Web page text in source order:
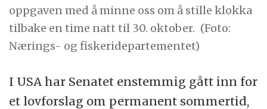
oppgaven med å minne oss om å stille klokka
tilbake en time natt til 30. oktober. (Foto:
Nærings- og fiskeridepartementet)
I USA har Senatet enstemmig gått inn for
et lovforslag om permanent sommertid,